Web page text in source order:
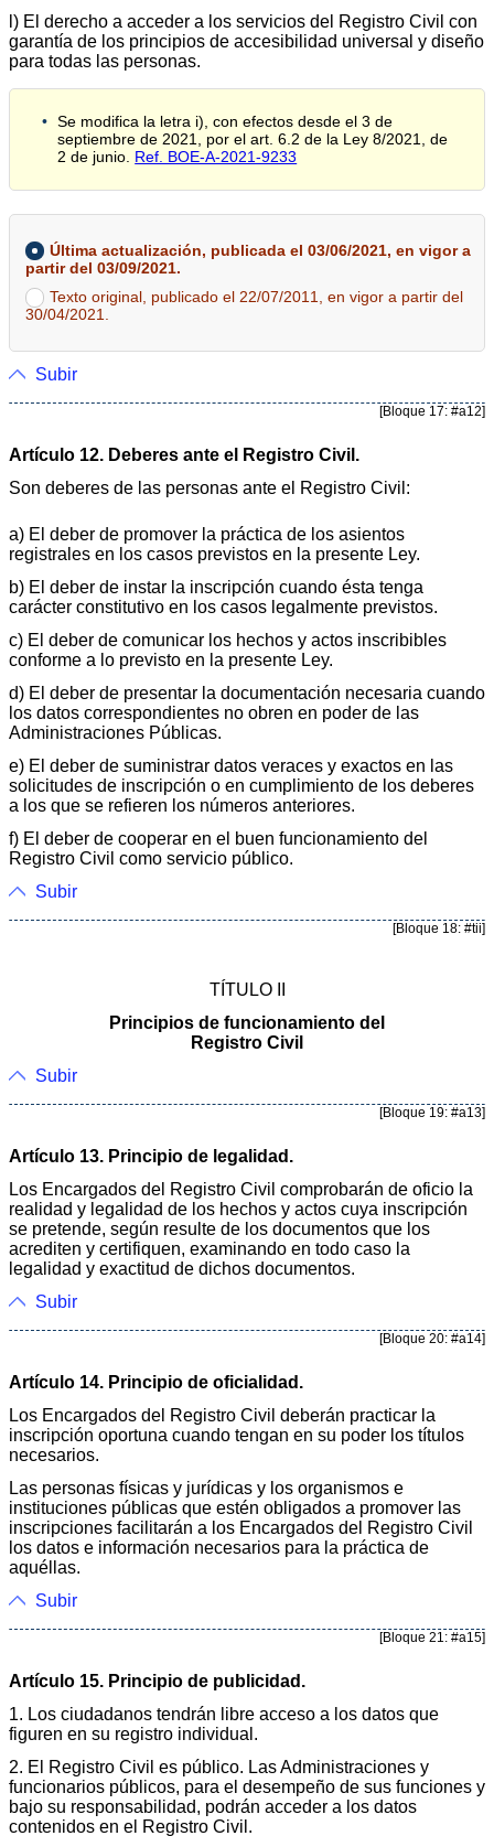
l) El derecho a acceder a los servicios del Registro Civil con
garantía de los principios de accesibilidad universal y diseño
para todas las personas.
Se modifica la letra i), con efectos desde el 3 de
septiembre de 2021, por el art. 6.2 de la Ley 8/2021, de
2 de junio. Ref. BOE-A-2021-9233
Última actualización, publicada el 03/06/2021, en vigor a
partir del 03/09/2021.
Texto original, publicado el 22/07/2011, en vigor a partir del
30/04/2021.
Subir
[Bloque 17: #a12]
Artículo 12. Deberes ante el Registro Civil.
Son deberes de las personas ante el Registro Civil:
a) El deber de promover la práctica de los asientos
registrales en los casos previstos en la presente Ley.
b) El deber de instar la inscripción cuando ésta tenga
carácter constitutivo en los casos legalmente previstos.
c) El deber de comunicar los hechos y actos inscribibles
conforme a lo previsto en la presente Ley.
d) El deber de presentar la documentación necesaria cuando
los datos correspondientes no obren en poder de las
Administraciones Públicas.
e) El deber de suministrar datos veraces y exactos en las
solicitudes de inscripción o en cumplimiento de los deberes
a los que se refieren los números anteriores.
f) El deber de cooperar en el buen funcionamiento del
Registro Civil como servicio público.
Subir
[Bloque 18: #tii]
TÍTULO II
Principios de funcionamiento del
Registro Civil
Subir
[Bloque 19: #a13]
Artículo 13. Principio de legalidad.
Los Encargados del Registro Civil comprobarán de oficio la
realidad y legalidad de los hechos y actos cuya inscripción
se pretende, según resulte de los documentos que los
acrediten y certifiquen, examinando en todo caso la
legalidad y exactitud de dichos documentos.
Subir
[Bloque 20: #a14]
Artículo 14. Principio de oficialidad.
Los Encargados del Registro Civil deberán practicar la
inscripción oportuna cuando tengan en su poder los títulos
necesarios.
Las personas físicas y jurídicas y los organismos e
instituciones públicas que estén obligados a promover las
inscripciones facilitarán a los Encargados del Registro Civil
los datos e información necesarios para la práctica de
aquéllas.
Subir
[Bloque 21: #a15]
Artículo 15. Principio de publicidad.
1. Los ciudadanos tendrán libre acceso a los datos que
figuren en su registro individual.
2. El Registro Civil es público. Las Administraciones y
funcionarios públicos, para el desempeño de sus funciones y
bajo su responsabilidad, podrán acceder a los datos
contenidos en el Registro Civil.